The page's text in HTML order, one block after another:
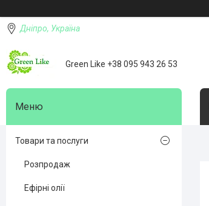
Дніпро, Україна
Green Like +38 095 943 26 53
Товари та послуги
Розпродаж
Ефірні олії